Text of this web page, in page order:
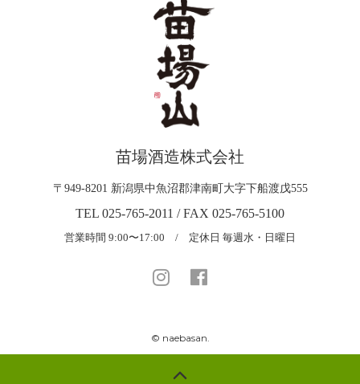
苗場酒造株式会社
〒949-8201 新潟県中魚沼郡津南町大字下船渡戊555
TEL 025-765-2011 / FAX 025-765-5100
営業時間 9:00〜17:00 / 定休日 毎週水・日曜日
© naebasan.